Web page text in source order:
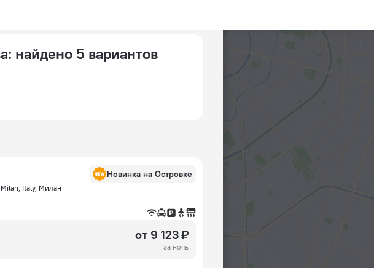
: найдено 5 вариантов
Italy, Милан
Новинка на Островке
от 9 123 ₽
за ночь